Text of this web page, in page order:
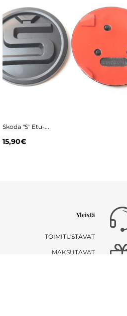
Skoda "S" Etu-...
15,90€
Yleistä
TOIMITUSTAVAT
MAKSUTAVAT